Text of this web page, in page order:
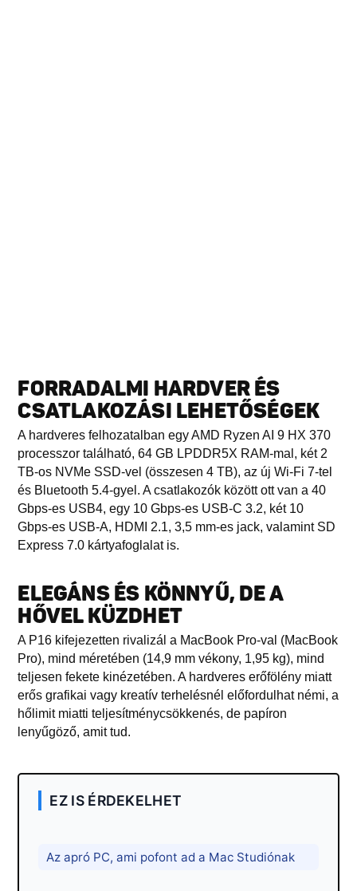
FORRADALMI HARDVER ÉS
CSATLAKOZÁSI LEHETŐSÉGEK
A hardveres felhozatalban egy AMD Ryzen AI 9 HX 370
processzor található, 64 GB LPDDR5X RAM-mal, két 2
TB-os NVMe SSD-vel (összesen 4 TB), az új Wi-Fi 7-tel
és Bluetooth 5.4-gyel. A csatlakozók között ott van a 40
Gbps-es USB4, egy 10 Gbps-es USB-C 3.2, két 10
Gbps-es USB-A, HDMI 2.1, 3,5 mm-es jack, valamint SD
Express 7.0 kártyafoglalat is.
ELEGÁNS ÉS KÖNNYŰ, DE A
HŐVEL KÜZDHET
A P16 kifejezetten rivalizál a MacBook Pro-val (MacBook
Pro), mind méretében (14,9 mm vékony, 1,95 kg), mind
teljesen fekete kinézetében. A hardveres erőfölény miatt
erős grafikai vagy kreatív terhelésnél előfordulhat némi, a
hőlimit miatti teljesítménycsökkenés, de papíron
lenyűgöző, amit tud.
EZ IS ÉRDEKELHET
Az apró PC, ami pofont ad a Mac Studiónak